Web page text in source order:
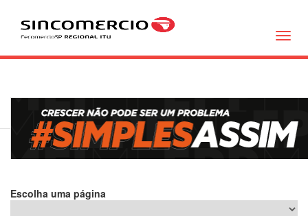
Escolha uma página